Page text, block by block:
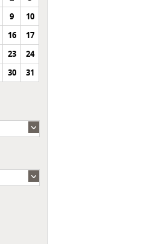
9
10
16
17
23
24
30 31